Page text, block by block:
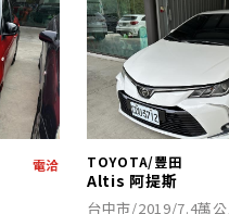
電洽 TOYOTA/豐田
Altis 阿提斯
台中市/2019/7.4萬